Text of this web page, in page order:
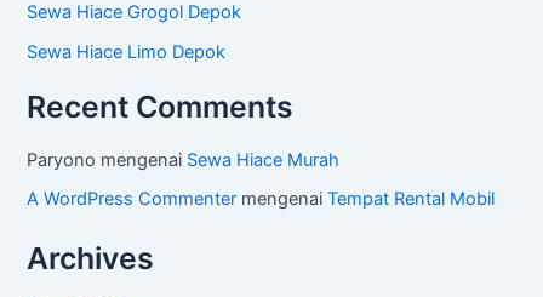
Sewa Hiace Grogol Depok
Sewa Hiace Limo Depok
Recent Comments
Paryono mengenai Sewa Hiace Murah
A WordPress Commenter mengenaiTempat Rental Mobil
Archives